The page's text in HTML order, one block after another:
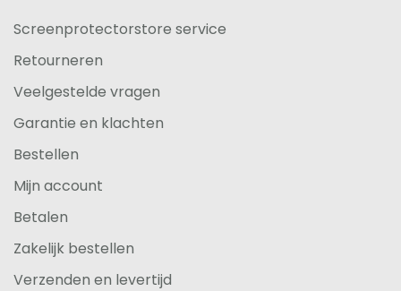
Screenprotectorstore service
Retourneren
Veelgestelde vragen
Garantie en klachten
Bestellen
Mijn account
Betalen
Zakelijk bestellen
Verzenden en levertijd